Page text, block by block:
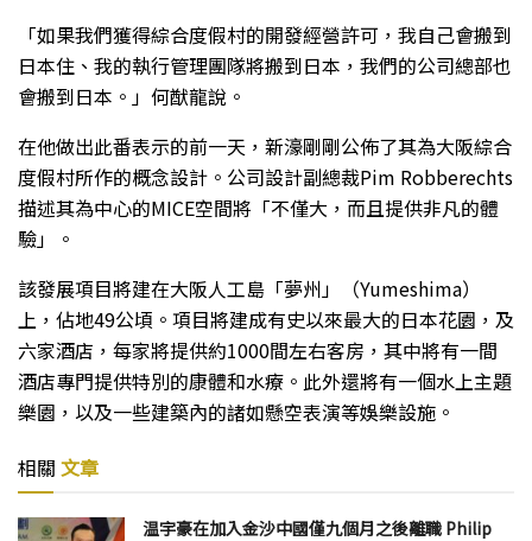
「如果我們獲得綜合度假村的開發經營許可，我自己會搬到
日本住、我的執行管理團隊將搬到日本，我們的公司總部也
會搬到日本。」何猷龍說。
在他做出此番表示的前一天，新濠剛剛公佈了其為大阪綜合
度假村所作的概念設計。公司設計副總裁Pim Robberechts
描述其為中心的MICE空間將「不僅大，而且提供非凡的體
驗」。
該發展項目將建在大阪人工島「夢州」（Yumeshima）
上，佔地49公頃。項目將建成有史以來最大的日本花園，及
六家酒店，每家將提供約1000間左右客房，其中將有一間
酒店專門提供特別的康體和水療。此外還將有一個水上主題
樂園，以及一些建築內的諸如懸空表演等娛樂設施。
相關 文章
温宇豪在加入金沙中國僅九個月之後離職 Philip